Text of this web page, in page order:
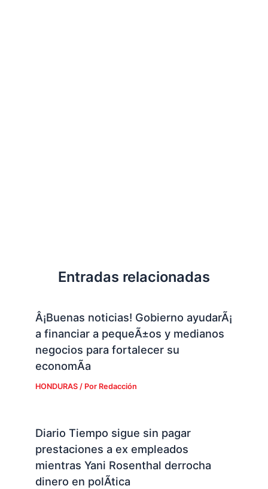
Entradas relacionadas
Â¡Buenas noticias! Gobierno ayudarÃ¡
a financiar a pequeÃ±os y medianos
negocios para fortalecer su
economÃ­a
HONDURAS/ Por Redacción
Diario Tiempo sigue sin pagar
prestaciones a ex empleados
mientras Yani Rosenthal derrocha
dinero en polÃ­tica